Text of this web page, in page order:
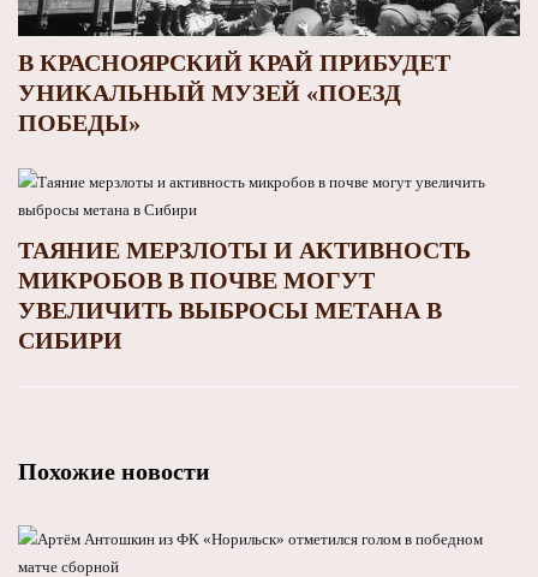
В КРАСНОЯРСКИЙ КРАЙ ПРИБУДЕТ
УНИКАЛЬНЫЙ МУЗЕЙ «ПОЕЗД
ПОБЕДЫ»
ТАЯНИЕ МЕРЗЛОТЫ И АКТИВНОСТЬ
МИКРОБОВ В ПОЧВЕ МОГУТ
УВЕЛИЧИТЬ ВЫБРОСЫ МЕТАНА В
СИБИРИ
Похожие новости